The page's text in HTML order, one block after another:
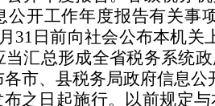
公开工作年度报告有关事
月 31 日前向社会公布本机关
当汇总形成全省税务系统
市、县税务局政府信息公
之日起施行。以前规定